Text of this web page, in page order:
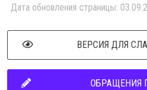
Дата обновления страницы:
ВЕРСИЯ ДЛЯ
ОБРАЩЕНИЯ